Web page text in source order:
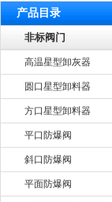
产品目录
非标阀门
高温星型卸灰器
圆口星型卸料器
方口星型卸料器
平口防爆阀
斜口防爆阀
平面防爆阀